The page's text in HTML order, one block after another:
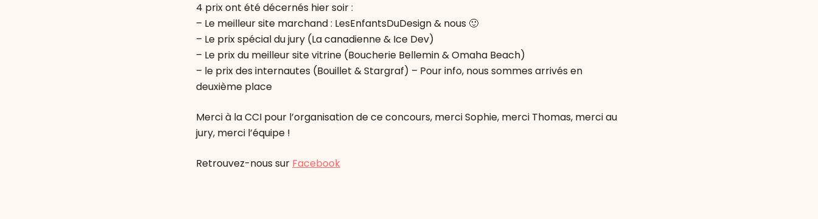
4 prix ont été décernés hier soir :
– Le meilleur site marchand : LesEnfantsDuDesign & nous 🙂
– Le prix spécial du jury (La canadienne & Ice Dev)
– Le prix du meilleur site vitrine (Boucherie Bellemin & Omaha Beach)
– le prix des internautes (Bouillet & Stargraf) – Pour info, nous sommes arrivés en
deuxième place
Merci à la CCI pour l’organisation de ce concours, merci Sophie, merci Thomas, merci au
jury, merci l’équipe !
Retrouvez-nous sur Facebook